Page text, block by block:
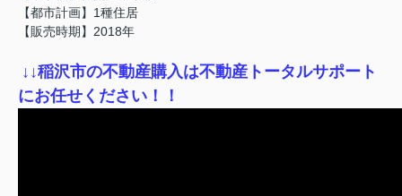
【都市計画】1種住居
【販売時期】2018年
↓ ↓稲沢市の不動産購入は不動産トータルサポート
にお任せください！！